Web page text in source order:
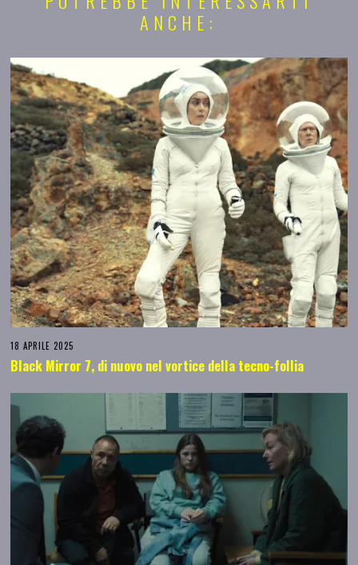
ANCHE:
18 APRILE 2025
Black Mirror 7, di nuovo nel vortice della tecno-follia